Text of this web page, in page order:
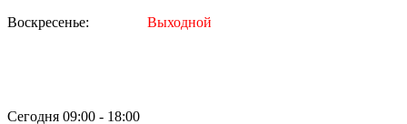
Воскресенье:
Выходной
Сегодня 09:00 - 18:00